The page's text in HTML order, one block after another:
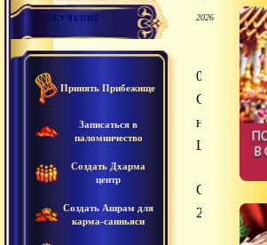
ОБУЧЕНИЕ
Принять Прибежище
Записаться в
паломничество
Создать Дхарма
центр
Создать Ашрам для
карма-санньяси
2026
07.03.2016
Сатсанг
на
Шиваратри
Сатсанги
2016